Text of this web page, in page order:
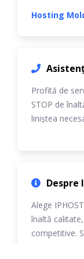
Hosting
Profită de
STOP de
liniștea
Despre
Alege
înaltă
competitive.